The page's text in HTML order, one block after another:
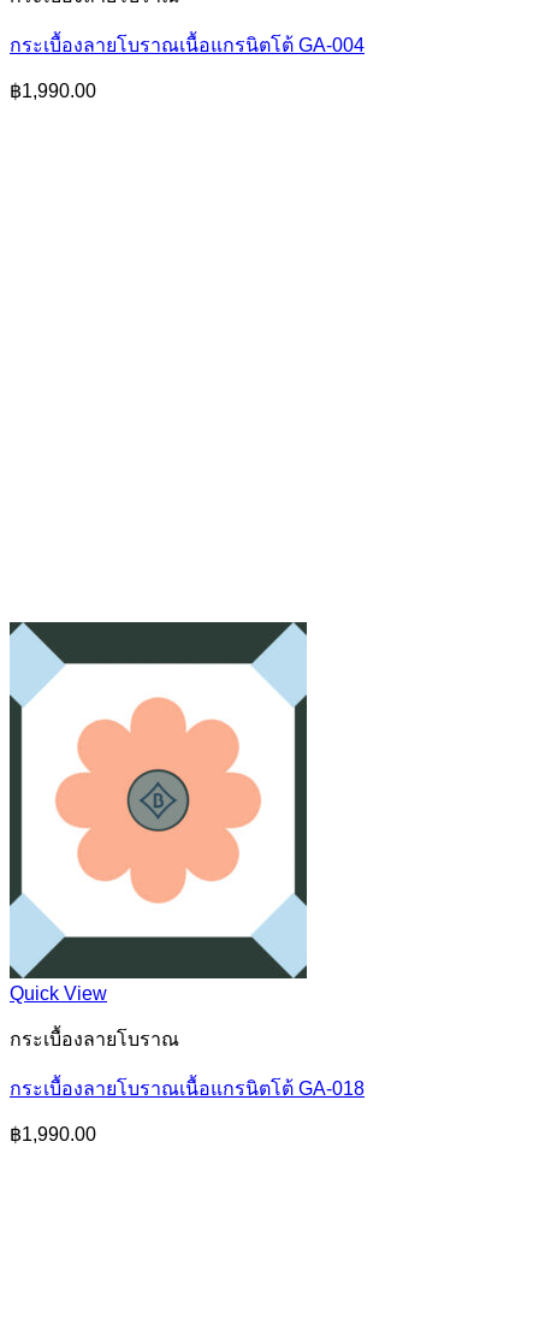
กระเบื้องลายโบราณเนื้อแกรนิตโต้ GA-004
฿1,990.00
Quick View
กระเบื้องลายโบราณ
กระเบื้องลายโบราณเนื้อแกรนิตโต้ GA-018
฿1,990.00